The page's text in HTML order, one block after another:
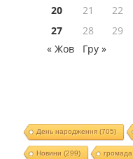
20
21 22
27
28 29
« Жов
Гру »
День народження(705)
Новини (299) громада